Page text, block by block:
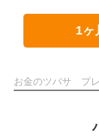
1ヶ
お金のツバサ プ